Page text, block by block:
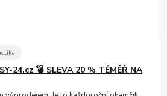
24.cz 💣 SLEVA 20 % TÉMĚŘ NA